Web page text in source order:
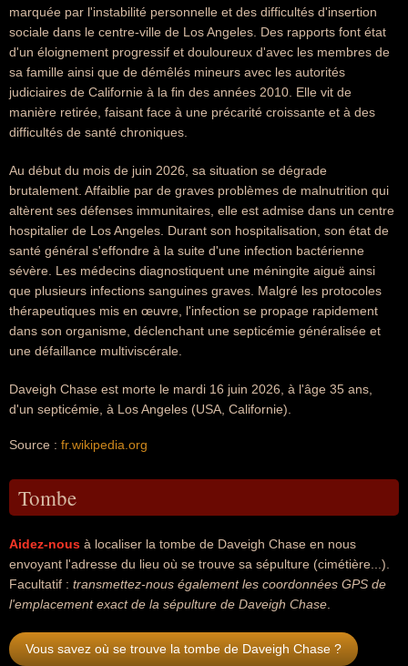
marquée par l'instabilité personnelle et des difficultés d'insertion
sociale dans le centre-ville de Los Angeles. Des rapports font état
d'un éloignement progressif et douloureux d'avec les membres de
sa famille ainsi que de démêlés mineurs avec les autorités
judiciaires de Californie à la fin des années 2010. Elle vit de
manière retirée, faisant face à une précarité croissante et à des
difficultés de santé chroniques.
Au début du mois de juin 2026, sa situation se dégrade
brutalement. Affaiblie par de graves problèmes de malnutrition qui
altèrent ses défenses immunitaires, elle est admise dans un centre
hospitalier de Los Angeles. Durant son hospitalisation, son état de
santé général s'effondre à la suite d'une infection bactérienne
sévère. Les médecins diagnostiquent une méningite aiguë ainsi
que plusieurs infections sanguines graves. Malgré les protocoles
thérapeutiques mis en œuvre, l'infection se propage rapidement
dans son organisme, déclenchant une septicémie généralisée et
une défaillance multiviscérale.
Daveigh Chase est morte le mardi 16 juin 2026, à l'âge 35 ans,
d'un septicémie, à Los Angeles (USA, Californie).
Source : fr.wikipedia.org
Tombe
Aidez-nous à localiser la tombe de Daveigh Chase en nous
envoyant l'adresse du lieu où se trouve sa sépulture (cimétière...).
Facultatif : transmettez-nous également les coordonnées GPS de
l'emplacement exact de la sépulture de Daveigh Chase
Vous savez où se trouve la tombe de Daveigh Chase ?